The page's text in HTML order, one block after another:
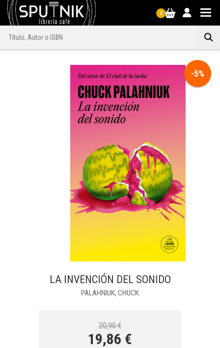
0
-5%
LA INVENCIÓN DEL SONIDO
PALAHNIUK, CHUCK
20,90 €
19,86 €